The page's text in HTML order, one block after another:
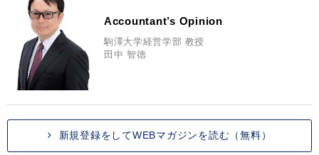
Accountant’s Opinion
駒澤大学経営学部 教授
田中 智徳
新規登録をしてWEBマガジンを読む（無料）